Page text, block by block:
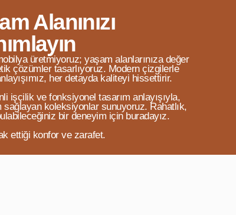
Alanınızı
üretmiyoruz; yaşam alanlarınıza değer
çözümler tasarlıyoruz. Modern çizgilerle
her detayda kaliteyi hissettirir.
işçilik ve fonksiyonel tasarım anlayışıyla,
koleksiyonlar sunuyoruz. Rahatlık,
bir deneyim için buradayız.
ettiği konfor ve zarafet.